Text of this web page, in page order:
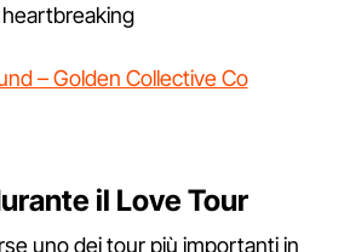
– Golden Collective Co
il Love Tour
uno dei tour più importanti in